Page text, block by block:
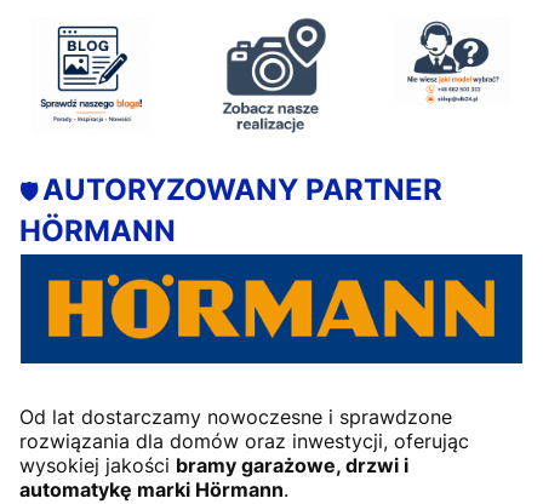
🛡️AUTORYZOWANY PARTNER
HÖRMANN
Od lat dostarczamy nowoczesne i sprawdzone
rozwiązania dla domów oraz inwestycji, oferując
wysokiej jakości bramy garażowe, drzwi i
automatykę marki Hörmann.